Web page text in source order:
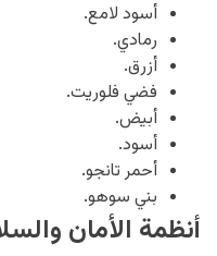
أسود لامع.
رمادي.
أزرق.
فضي فلوريت.
أبيض.
أسود.
أحمر تانجو.
بني سوهو.